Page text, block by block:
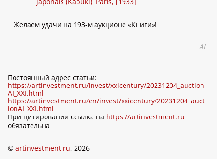
Желаем удачи на 193-м аукционе «Книги»!
AI
Постоянный адрес статьи:
https://artinvestment.ru/invest/xxicentury/20231204_auction
AI_XXI.html
https://artinvestment.ru/en/invest/xxicentury/20231204_auct
ionAI_XXI.html
При цитировании ссылка на https://artinvestment.ru
обязательна
© artinvestment.ru, 2026